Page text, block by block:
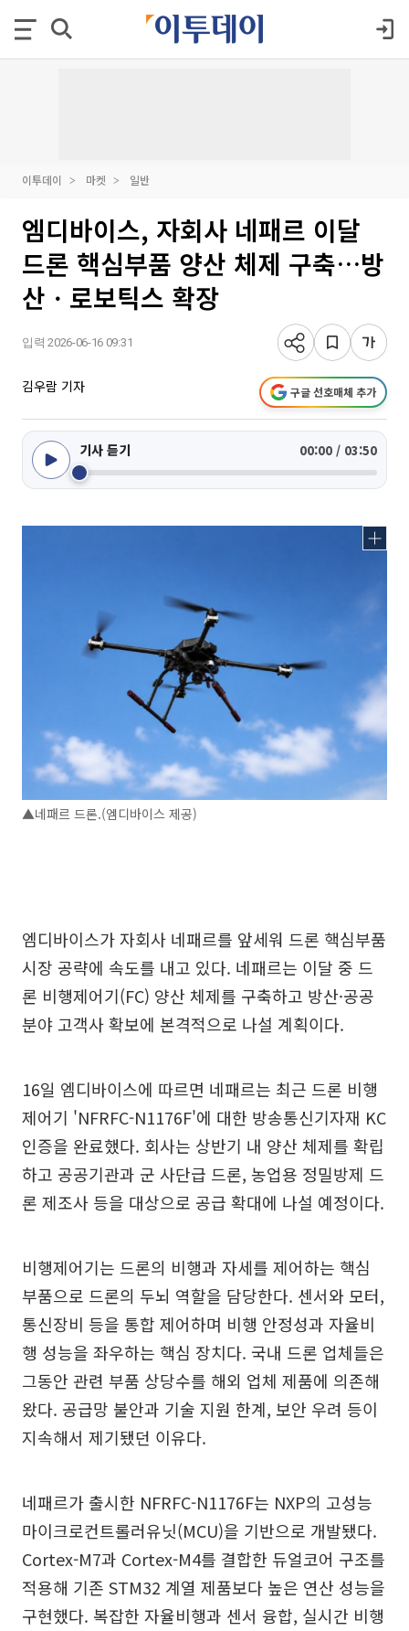
이투데이 마켓 일반
엠디바이스, 자회사 네패르 이달
드론 핵심부품 양산 체제 구축…방
산ㆍ로보틱스 확장
입력 2026-06-16 09:31
김우람 기자 구글 선호매체 추가
기사 듣기 00:00 / 03:50
▲네패르 드론.(엠디바이스 제공)
엠디바이스가 자회사 네패르를 앞세워 드론 핵심부품
시장 공략에 속도를 내고 있다. 네패르는 이달 중 드
론 비행제어기(FC) 양산 체제를 구축하고 방산·공공
분야 고객사 확보에 본격적으로 나설 계획이다.
16일 엠디바이스에 따르면 네패르는 최근 드론 비행
제어기 'NFRFC-N1176F'에 대한 방송통신기자재 KC
인증을 완료했다. 회사는 상반기 내 양산 체제를 확립
하고 공공기관과 군 사단급 드론, 농업용 정밀방제 드
론 제조사 등을 대상으로 공급 확대에 나설 예정이다.
비행제어기는 드론의 비행과 자세를 제어하는 핵심
부품으로 드론의 두뇌 역할을 담당한다. 센서와 모터,
통신장비 등을 통합 제어하며 비행 안정성과 자율비
행 성능을 좌우하는 핵심 장치다. 국내 드론 업체들은
그동안 관련 부품 상당수를 해외 업체 제품에 의존해
왔다. 공급망 불안과 기술 지원 한계, 보안 우려 등이
지속해서 제기됐던 이유다.
네패르가 출시한 NFRFC-N1176F는 NXP의 고성능
마이크로컨트롤러유닛(MCU)을 기반으로 개발됐다.
Cortex-M7과 Cortex-M4를 결합한 듀얼코어 구조를
적용해 기존 STM32 계열 제품보다 높은 연산 성능을
구현했다. 복잡한 자율비행과 센서 융합, 실시간 비행